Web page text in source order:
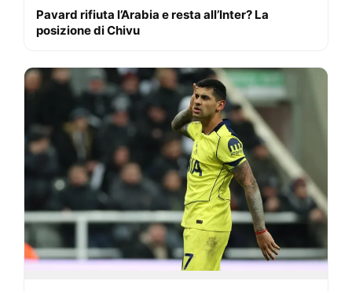
Pavard rifiuta l’Arabia e resta all’Inter? La
posizione di Chivu